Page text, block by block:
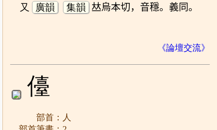
又
廣韻 集韻 𠀤烏本切，音穩。義同。
《論壇交流》
儓
部首：人